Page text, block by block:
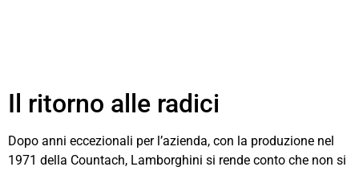
Il ritorno alle radici
Dopo anni eccezionali per l’azienda, con la produzione nel
1971 della Countach, Lamborghini si rende conto che non si